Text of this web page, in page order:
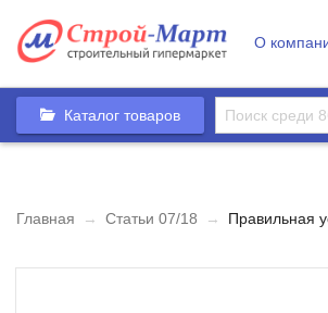
О
Каталог товаров
Главная → Статьи 07/18 → Правильная